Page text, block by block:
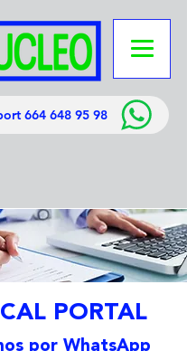
664 648 95 98
PORTAL
por WhatsApp